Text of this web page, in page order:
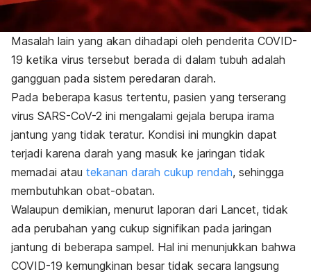
Masalah lain yang akan dihadapi oleh penderita COVID-
19 ketika virus tersebut berada di dalam tubuh adalah
gangguan pada sistem peredaran darah.
Pada beberapa kasus tertentu, pasien yang terserang
virus SARS-CoV-2 ini mengalami gejala berupa irama
jantung yang tidak teratur. Kondisi ini mungkin dapat
terjadi karena darah yang masuk ke jaringan tidak
memadai atau tekanan darah cukup rendah, sehingga
membutuhkan obat-obatan.
Walaupun demikian, menurut laporan dari Lancet, tidak
ada perubahan yang cukup signifikan pada jaringan
jantung di beberapa sampel. Hal ini menunjukkan bahwa
COVID-19 kemungkinan besar tidak secara langsung